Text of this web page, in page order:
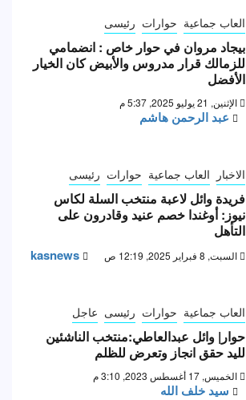
العاب جماعية حوارات رئيسى
بيجاد مروان في حوار خاص : انضمامي
للزمالك قرار مدروس والأبيض كان الخيار
الأفضل
الإثنين, 21 يوليو 2025, 5:37 م
عبد الرحمن هاشم
الاخبار العاب جماعية حوارات رئيسى
فريدة وائل لاعبة منتخب السلة لكاس
نيوز: أوغندا خصم عنيد وقادرون على
التأهل
السبت, 8 فبراير 2025, 12:19 ص kasnews
العاب جماعية حوارات رئيسى عاجل
حوار| وائل عبدالعاطي:منتخب الناشئين
لليد حقق انجاز وتعرض للظلم
الخميس, 17 أغسطس 2023, 3:10 م
سيد خلف الله